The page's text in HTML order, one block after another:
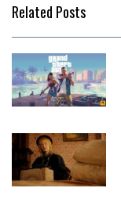
Related Posts